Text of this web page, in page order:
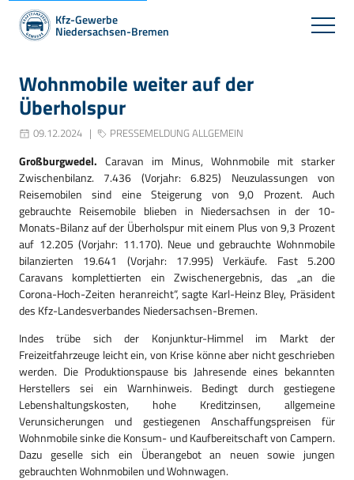
Kfz-Gewerbe
Niedersachsen-Bremen
Wohnmobile weiter auf der
Überholspur
09.12.2024 PRESSEMELDUNG ALLGEMEIN
Großburgwedel. Caravan im Minus, Wohnmobile mit starker
Zwischenbilanz. 7.436 (Vorjahr: 6.825) Neuzulassungen von
Reisemobilen sind eine Steigerung von 9,0 Prozent. Auch
gebrauchte Reisemobile blieben in Niedersachsen in der 10-
Monats-Bilanz auf der Überholspur mit einem Plus von 9,3 Prozent
auf 12.205 (Vorjahr: 11.170). Neue und gebrauchte Wohnmobile
bilanzierten 19.641 (Vorjahr: 17.995) Verkäufe. Fast 5.200
Caravans komplettierten ein Zwischenergebnis, das „an die
Corona-Hoch-Zeiten heranreicht“, sagte Karl-Heinz Bley, Präsident
des Kfz-Landesverbandes Niedersachsen-Bremen.
Indes trübe sich der Konjunktur-Himmel im Markt der
Freizeitfahrzeuge leicht ein, von Krise könne aber nicht geschrieben
werden. Die Produktionspause bis Jahresende eines bekannten
Herstellers sei ein Warnhinweis. Bedingt durch gestiegene
Lebenshaltungskosten, hohe Kreditzinsen, allgemeine
Verunsicherungen und gestiegenen Anschaffungspreisen für
Wohnmobile sinke die Konsum- und Kaufbereitschaft von Campern.
Dazu geselle sich ein Überangebot an neuen sowie jungen
gebrauchten Wohnmobilen und Wohnwagen.